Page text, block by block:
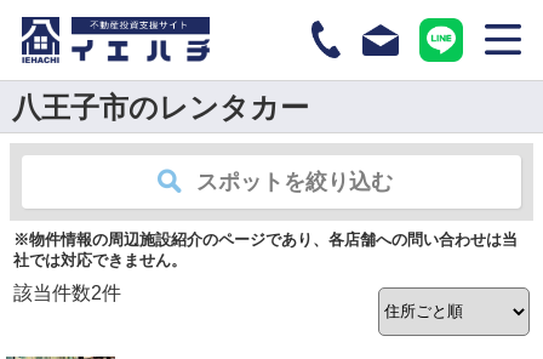
八王子市のレンタカー
スポットを絞り込む
※物件情報の周辺施設紹介のページであり、各店舗への問い合わせは当
社では対応できません。
該当件数2件